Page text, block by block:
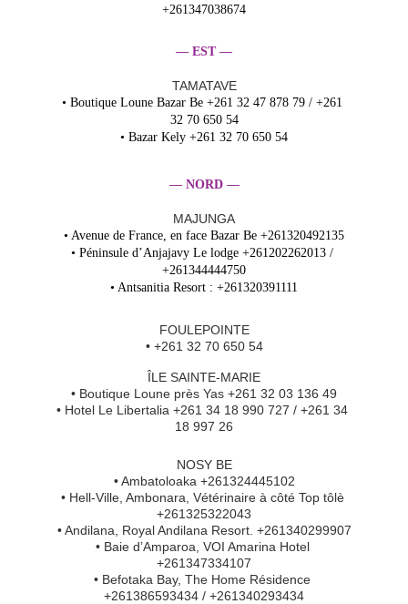
— EST —
TAMATAVE
• Boutique Loune Bazar Be +261 32 47 878 79 / +261
32 70 650 54
• Bazar Kely +261 32 70 650 54
FOULEPOINTE
• +261 32 70 650 54
ÎLE SAINTE-MARIE
• Boutique Loune près Yas +261 32 03 136 49
• Hotel Le Libertalia +261 34 18 990 727 / +261 34
18 997 26
— NORD —
MAJUNGA
• Avenue de France, en face Bazar Be +261320492135
• Péninsule d’Anjajavy Le lodge +261202262013 /
+261344444750
• Antsanitia Resort : +261320391111
NOSY BE
• Ambatoloaka +261324445102
• Hell-Ville, Ambonara, Vétérinaire à côté Top tôlè
+261325322043
• Andilana, Royal Andilana Resort. +261340299907
• Baie d’Amparoa, VOI Amarina Hotel
+261347334107
• Befotaka Bay, The Home Résidence
+261386593434 / +261340293434
+261347038674